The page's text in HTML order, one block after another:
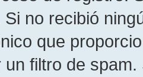
no recibió
que
filtro de